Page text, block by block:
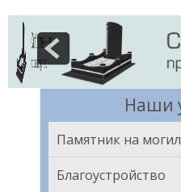
Наши
Памятник на
Благоустройство